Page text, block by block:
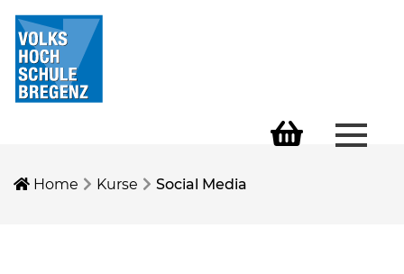
Home Kurse Social Media